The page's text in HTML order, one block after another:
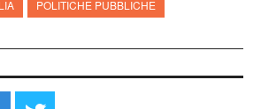
POLITICHE PUBBLICHE